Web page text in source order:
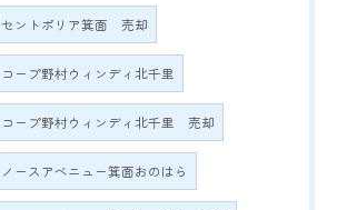
セントポリア箕面 売却
コープ野村ウィンディ北千里
コープ野村ウィンディ北千里 売却
ノースアベニュー箕面おのはら